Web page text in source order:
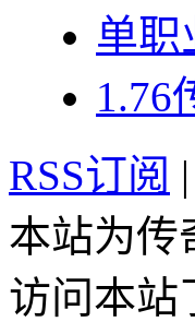
单职
1.76
RSS订阅 |
本站为传
访问本站